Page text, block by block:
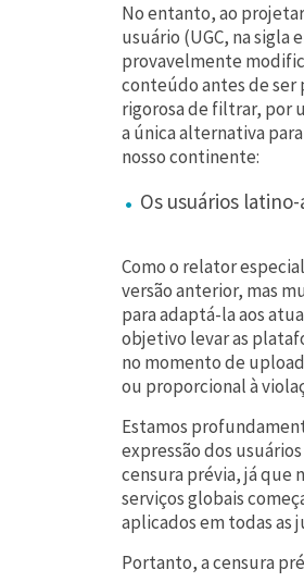
No entanto, ao
usuário (UGC, na
provavelmente
conteúdo antes de ser
rigorosa de filtrar, por
a única alternativa
nosso continente:
Os usuários
Como o relator
versão anterior, mas
para adaptá-la aos
objetivo levar as
no momento de
ou proporcional à
Estamos
expressão dos
censura prévia, já que
serviços globais
aplicados em todas as
Portanto, a censura